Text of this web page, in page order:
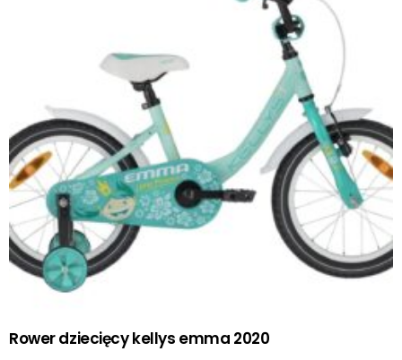
Rower dziecięcy kellys emma 2020